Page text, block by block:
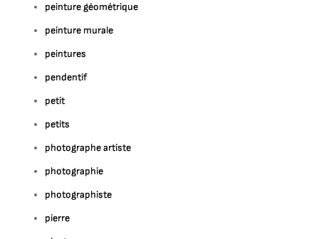
peinture géométrique
peinture murale
peintures
pendentif
petit
petits
photographe artiste
photographie
photographiste
pierre